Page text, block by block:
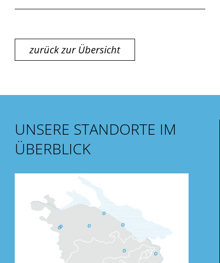
zurück zur Übersicht
UNSERE STANDORTE IM
ÜBERBLICK